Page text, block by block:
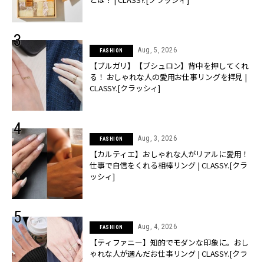
FASHION Aug, 5, 2026
【ブルガリ】【ブシュロン】背中を押してくれ
る！ おしゃれな人の愛用お仕事リングを拝見 |
CLASSY.[クラッシィ]
FASHION Aug, 3, 2026
【カルティエ】おしゃれな人がリアルに愛用！
仕事で自信をくれる相棒リング | CLASSY.[クラ
ッシィ]
FASHION Aug, 4, 2026
【ティファニー】知的でモダンな印象に。おし
ゃれな人が選んだお仕事リング | CLASSY.[クラ